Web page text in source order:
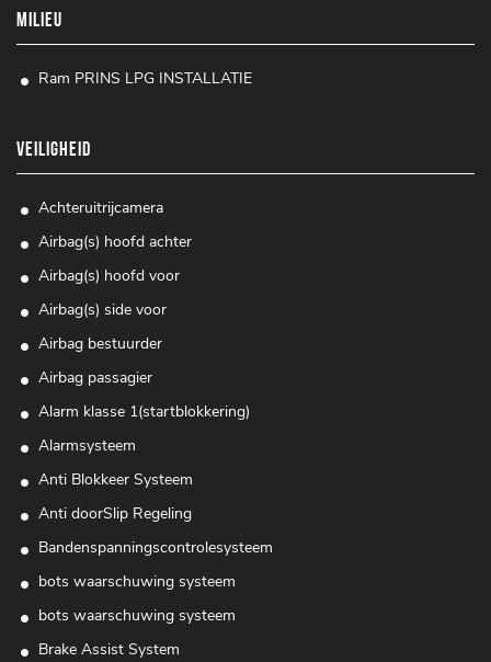
MILIEU
Ram PRINS LPG INSTALLATIE
VEILIGHEID
Achteruitrijcamera
Airbag(s) hoofd achter
Airbag(s) hoofd voor
Airbag(s) side voor
Airbag bestuurder
Airbag passagier
Alarm klasse 1(startblokkering)
Alarmsysteem
Anti Blokkeer Systeem
Anti doorSlip Regeling
Bandenspanningscontrolesysteem
bots waarschuwing systeem
bots waarschuwing systeem
Brake Assist System